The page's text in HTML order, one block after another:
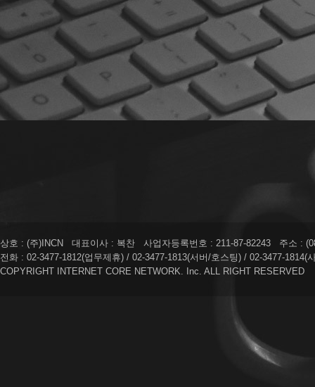
상호 : (주)INCN 대표이사 : 복찬 사업자등록번호 : 211-87-82243 주소 :
전화 : 02-3477-1812(업무제휴) / 02-3477-1813(서버/호스팅) / 02-3477-
COPYRIGHT INTERNET CORE NETWORK. Inc. ALL RIGHT RESERVED